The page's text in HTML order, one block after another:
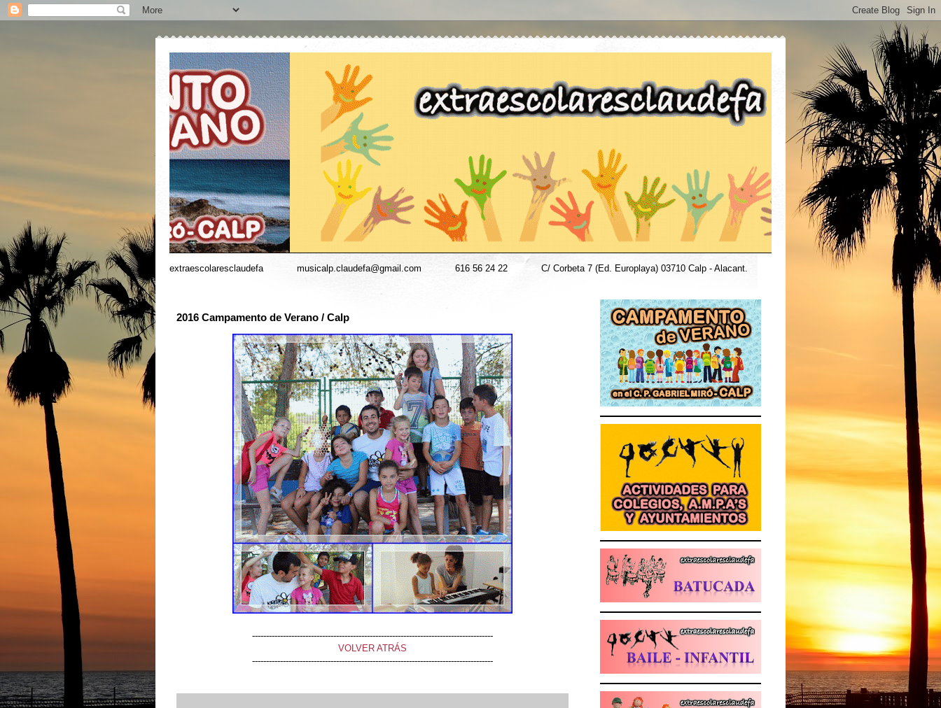
extraescolaresclaudefa---------- musicalp.claudefa@gmail.com 616 56 24 22 C/ Corbeta 7 (Ed. Europlaya) 03710 Calp - Alacant.
2016 Campamento de Verano / Calp
--------------------------------------------------------------------------------------
VOLVER ATRÁS
--------------------------------------------------------------------------------------